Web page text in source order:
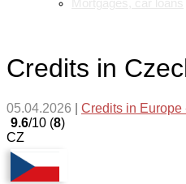
Credits in
05.04.2026 Credits in Europe
9.6/10 (8)
CZ